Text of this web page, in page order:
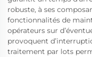
robuste, à ses
fonctionnalités de
opérateurs sur
provoquent
traitement par lots